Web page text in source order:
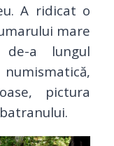
A ridicat o
mare
a lungul
pictura